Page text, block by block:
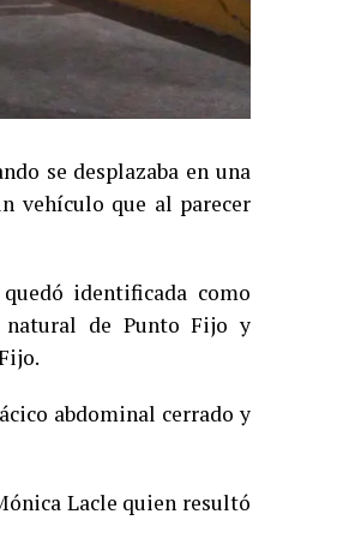
se desplazaba en una
vehículo que al parecer
identificada como
natural de Punto Fijo y
abdominal cerrado y
Lacle quien resultó